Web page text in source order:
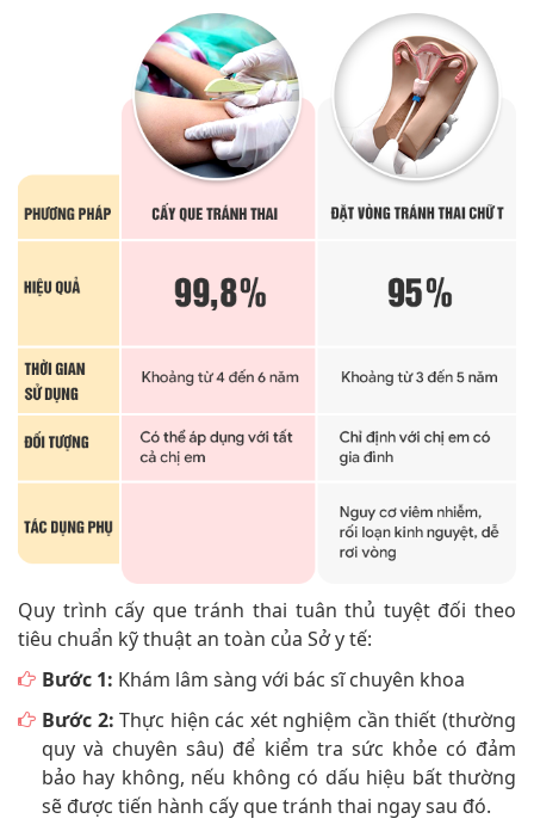
Quy trình cấy que tránh thai tuân thủ tuyệt đối theo
tiêu chuẩn kỹ thuật an toàn của Sở y tế:
Bước 1: Khám lâm sàng với bác sĩ chuyên khoa
Bước 2: Thực hiện các xét nghiệm cần thiết (thường
quy và chuyên sâu) để kiểm tra sức khỏe có đảm
bảo hay không, nếu không có dấu hiệu bất thường
sẽ được tiến hành cấy que tránh thai ngay sau đó.